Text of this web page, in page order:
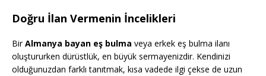
Doğru İlan Vermenin İncelikleri
BirAlmanya bayan eş bulma veya erkek eş bulma ilanı
oluştururken dürüstlük, en büyük sermayenizdir. Kendinizi
olduğunuzdan farklı tanıtmak, kısa vadede ilgi çekse de uzun